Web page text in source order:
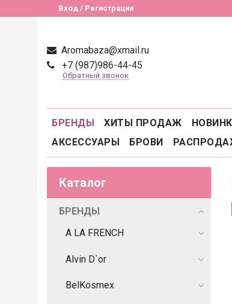
Вход / Регистрация
Aromabaza@xmail.ru
+7 (987)986-44-45
Обратный звонок
БРЕНДЫ ХИТЫ ПРОДАЖ
АКСЕССУАРЫ
БРОВИ
Каталог
БРЕНДЫ
A LA FRENCH
Alvin D`or
BelKosmex